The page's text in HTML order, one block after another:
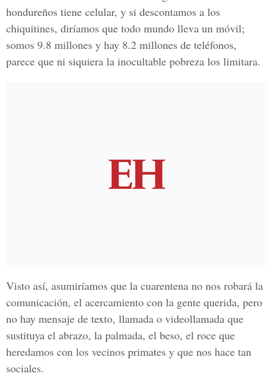
hondureños tiene celular, y si descontamos a los
chiquitines, diríamos que todo mundo lleva un móvil;
somos 9.8 millones y hay 8.2 millones de teléfonos,
parece que ni siquiera la inocultable pobreza los limitara.
Visto así, asumiríamos que la cuarentena no nos robará la
comunicación, el acercamiento con la gente querida, pero
no hay mensaje de texto, llamada o videollamada que
sustituya el abrazo, la palmada, el beso, el roce que
heredamos con los vecinos primates y que nos hace tan
sociales.